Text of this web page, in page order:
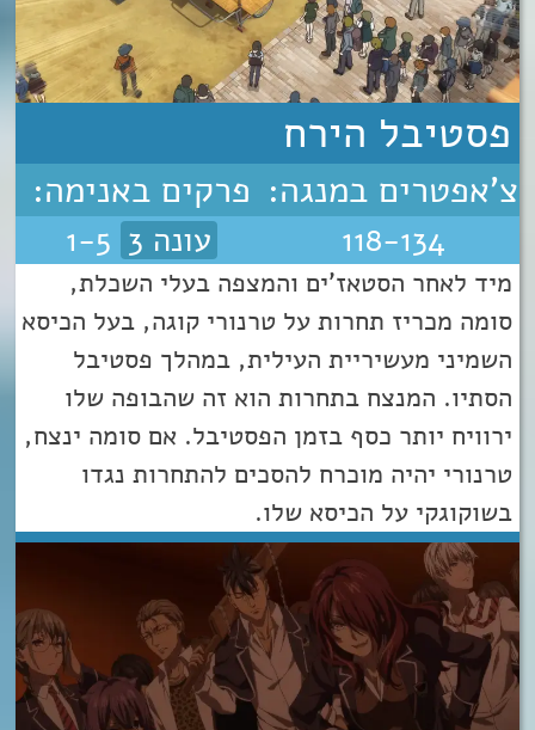
פסטיבל הירח
צ'אפטרים במנגה:
118-134
פרקים באנימה:
עונה 3
מיד לאחר הסטאז’ים והמצפה בעלי השכלת,
סומה מכריז תחרות על טרנורי קוגה, בעל הכיסא
השמיני מעשיריית העילית, במהלך פסטיבל
הסתיו. המנצח בתחרות הוא זה שהבופה שלו
ירוויח יותר כסף בזמן הפסטיבל. אם סומה ינצח,
טרנורי יהיה מוכרח להסכים להתחרות נגדו
בשוקוגקי על הכיסא שלו.